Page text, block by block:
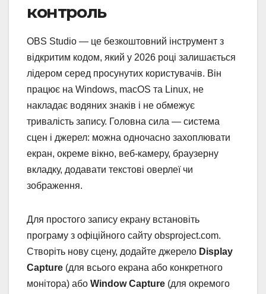
контроль
OBS Studio — це безкоштовний інструмент з
відкритим кодом, який у 2026 році залишається
лідером серед просунутих користувачів. Він
працює на Windows, macOS та Linux, не
накладає водяних знаків і не обмежує
тривалість запису. Головна сила — система
сцен і джерел: можна одночасно захоплювати
екран, окреме вікно, веб-камеру, браузерну
вкладку, додавати текстові оверлеї чи
зображення.
Для простого запису екрану встановіть
програму з офіційного сайту obsproject.com.
Створіть нову сцену, додайте джерело Display
Capture (для всього екрана або конкретного
монітора) або Window Capture (для окремого